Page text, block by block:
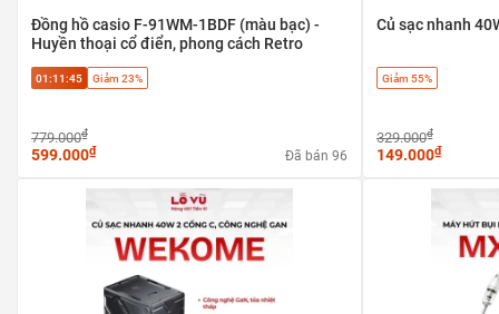
Đồng hồ casio F-91WM-1BDF (màu bạc) -
Huyền thoại cổ điển, phong cách Retro
01:11:45 Giảm 23%
779.000₫
599.000₫ Đã bán 96
Củ sạc nhanh
Giảm 55%
329.000₫
149.000₫